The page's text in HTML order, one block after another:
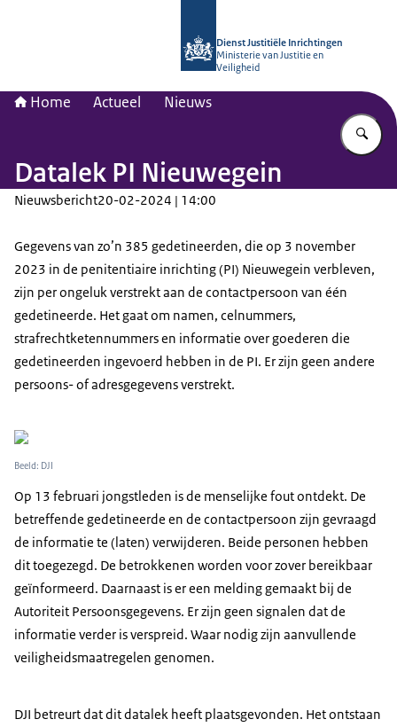
Dienst Justitiële Inrichtingen
Ministerie van Justitie en
Veiligheid
Home Actueel Nieuws
Datalek PI Nieuwegein
Nieuwsbericht20-02-2024 | 14:00
Gegevens van zo’n 385 gedetineerden, die op 3 november
2023 in de penitentiaire inrichting (PI) Nieuwegein verbleven,
zijn per ongeluk verstrekt aan de contactpersoon van één
gedetineerde. Het gaat om namen, celnummers,
strafrechtketennummers en informatie over goederen die
gedetineerden ingevoerd hebben in de PI. Er zijn geen andere
persoons- of adresgegevens verstrekt.
Beeld: DJI
Op 13 februari jongstleden is de menselijke fout ontdekt. De
betreffende gedetineerde en de contactpersoon zijn gevraagd
de informatie te (laten) verwijderen. Beide personen hebben
dit toegezegd. De betrokkenen worden voor zover bereikbaar
geïnformeerd. Daarnaast is er een melding gemaakt bij de
Autoriteit Persoonsgegevens. Er zijn geen signalen dat de
informatie verder is verspreid. Waar nodig zijn aanvullende
veiligheidsmaatregelen genomen.
DJI betreurt dat dit datalek heeft plaatsgevonden. Het ontstaan